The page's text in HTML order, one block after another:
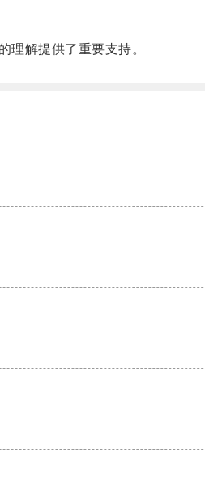
解提供了重要支持。